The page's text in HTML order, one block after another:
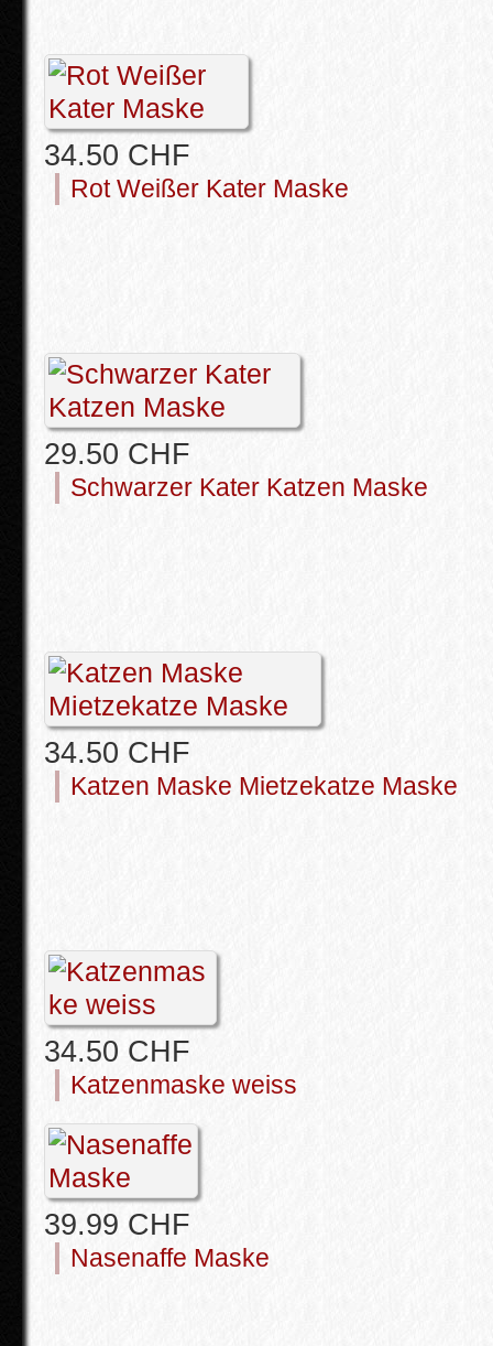
34.50 CHF
Rot Weißer Kater Maske
29.50 CHF
Schwarzer Kater Katzen Maske
34.50 CHF
Katzen Maske Mietzekatze Maske
34.50 CHF
Katzenmaske weiss
39.99 CHF
Nasenaffe Maske